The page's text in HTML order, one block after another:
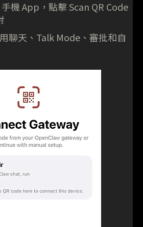
機 App，點擊 Scan QR Code
聊天、Talk Mode、審批和自